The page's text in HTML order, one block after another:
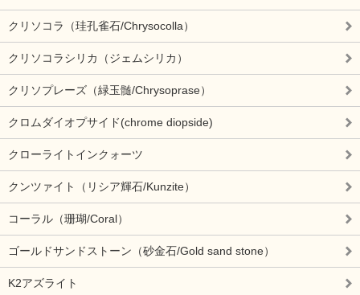
クリソコラ（珪孔雀石/Chrysocolla）
クリソコラシリカ（ジェムシリカ）
クリソプレーズ（緑玉髄/Chrysoprase）
クロムダイオプサイド(chrome diopside)
クローライトインクォーツ
クンツァイト（リシア輝石/Kunzite）
コーラル（珊瑚/Coral）
ゴールドサンドストーン（砂金石/Gold sand stone）
K2アズライト